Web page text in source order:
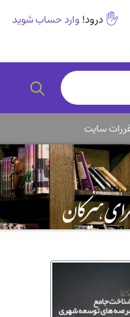
درود! وارد حساب شوید
سایت